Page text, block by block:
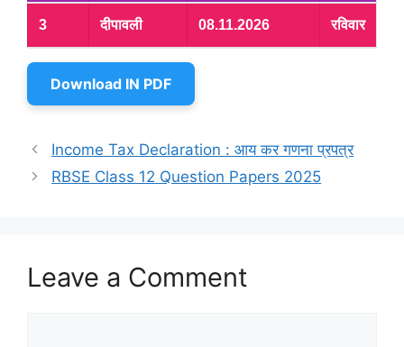
3 दीपावली 08.11.2026 रविवार
Download IN PDF
Income Tax Declaration : आय कर गणना प्रपत्र
RBSE Class 12 Question Papers 2025
Leave a Comment